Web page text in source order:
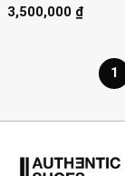
3,500,000 ₫
1